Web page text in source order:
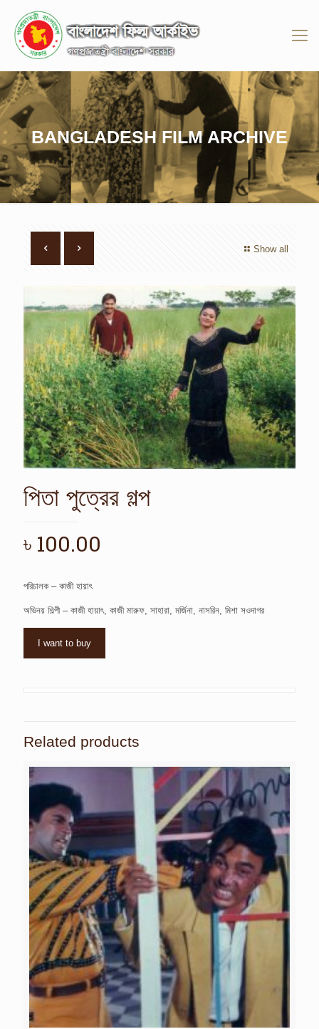
BANGLADESH FILM ARCHIVE
Show all
পিতা পুত্রের গল্প
৳ 100.00
পরিচালক – কাজী হায়াৎ
অভিনয় শিল্পী – কাজী হায়াৎ, কাজী মারুফ, সাহারা, মর্জিনা, নাসরিন, মিশা সওদাগর
I want to buy
Related products